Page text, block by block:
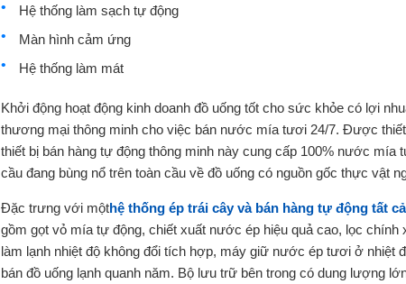
Hệ thống làm sạch tự động
Màn hình cảm ứng
Hệ thống làm mát
Khởi động hoạt động kinh doanh đồ uống tốt cho sức khỏe có lợi
thương mại thông minh cho việc bán nước mía tươi 24/7. Được
thiết bị bán hàng tự động thông minh này cung cấp 100% nước
cầu đang bùng nổ trên toàn cầu về đồ uống có nguồn gốc thực vật
Đặc trưng với mộthệ thống ép trái cây và bán hàng tự động tất
gồm gọt vỏ mía tự động, chiết xuất nước ép hiệu quả cao, lọc
làm lạnh nhiệt độ không đổi tích hợp, máy giữ nước ép tươi ở nhiệt
bán đồ uống lạnh quanh năm. Bộ lưu trữ bên trong có dung lượng